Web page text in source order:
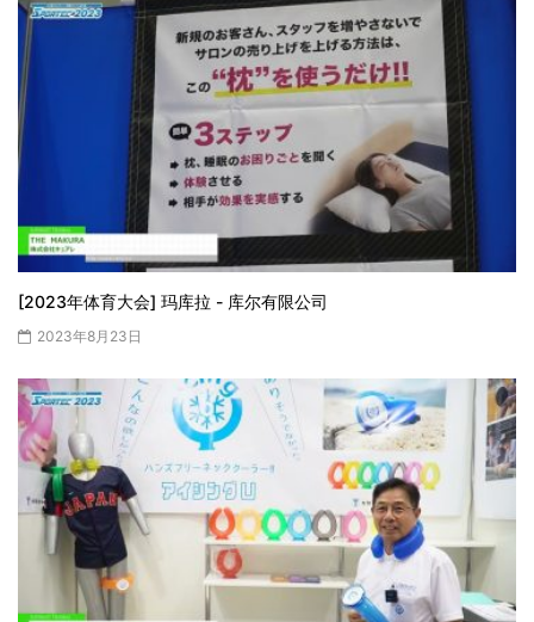
[2023年体育大会] 玛库拉 - 库尔有限公司
2023年8月23日